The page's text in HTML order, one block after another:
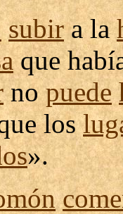
subira la
que
nopuede
los
».